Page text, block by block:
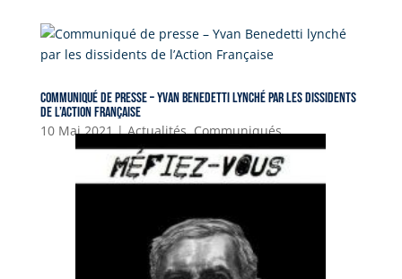
er l s
A
p
y
Li
k
e
n
er
gr
a
c
e
b
o
o
Communiqué de presse – Yvan Benedetti lynché par les dissidents
de l’Action Française
10 Mai 2021|Actualités,Communiqués